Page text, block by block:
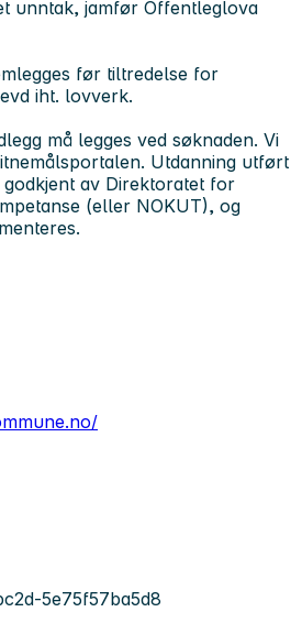
unntak, jamfør Offentleglova
før tiltredelse for
iht. lovverk.
må legges ved søknaden. Vi
Utdanning utført
av Direktoratet for
(eller NOKUT), og
5e75f57ba5d8